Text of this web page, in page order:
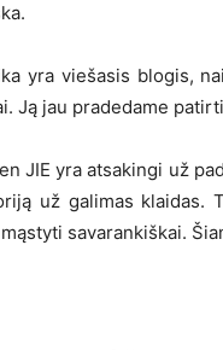
yra viešasis blogis,
Ją jau pradedame
JIE yra atsakingi už
už galimas klaidas.
savarankiškai.